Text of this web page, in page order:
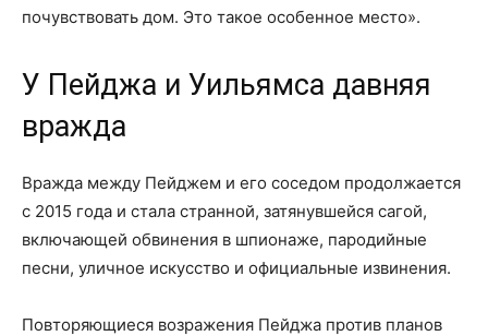
почувствовать дом. Это такое особенное место».
У Пейджа и Уильямса давняя
вражда
Вражда между Пейджем и его соседом продолжается
с 2015 года и стала странной, затянувшейся сагой,
включающей обвинения в шпионаже, пародийные
песни, уличное искусство и официальные извинения.
Повторяющиеся возражения Пейджа против планов